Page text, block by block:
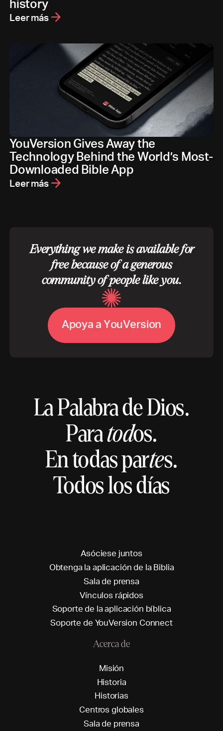
history
Leer más
YouVersion Gives Away the
Technology Behind the World’s Most-
Downloaded Bible App
Leer más
Everything we make is available for
free because of a generous
community of people like you.
ApoyaaYouVersion
La Palabra de Dios.
Paratodos.
En todas partes.
Todos los días
Asóciese juntos
Obtenga la aplicación de la Biblia
Sala de prensa
Vínculos rápidos
Soporte de la aplicación bíblica
Soporte de YouVersion Connect
Acerca de
Misión
Historia
Historias
Centros globales
Sala de prensa